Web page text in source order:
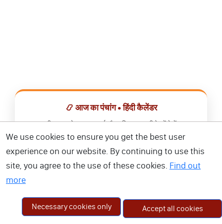
📿 आज का पंचांग • हिंदी कैलेंडर
सभी व्रत, त्योहार, शुभ मुहूर्त और राशिफल एक ही ऐप में देखें।
📅 हिंदी कैलेंडर ऐप डाउनलोड करें
We use cookies to ensure you get the best user
experience on our website. By continuing to use this
site, you agree to the use of these cookies. Find out
more
Necessary cookies only Accept all cookies